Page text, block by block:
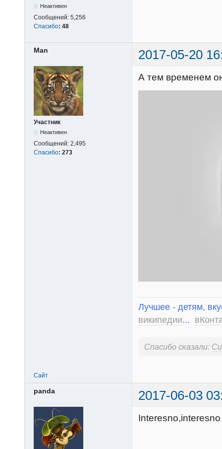
Неактивен
Сообщений: 5,256
Спасибо: 48
Man 2017-05-20
Участник
Неактивен
Сообщений: 2,495
Спасибо: 273
А тем временем
Лучшее - детям,
википедии...
Спасибо сказали:
Сайт
panda 2017-06-03